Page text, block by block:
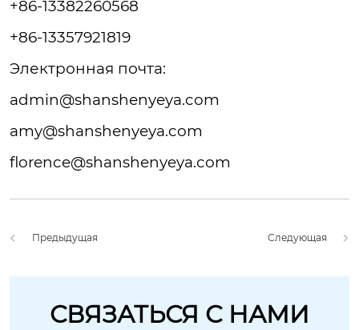
+86-13382260568
+86-13357921819
Электронная почта:
admin@shanshenyeya.com
amy@shanshenyeya.com
florence@shanshenyeya.com
Предыдущая Следующая
СВЯЗАТЬСЯ С НАМИ